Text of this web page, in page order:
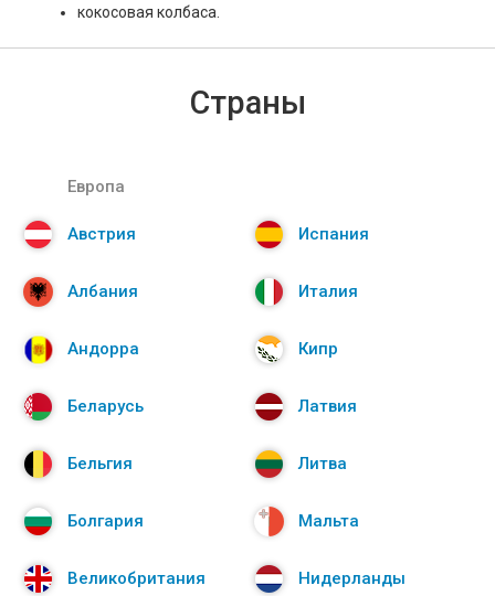
кокосовая колбаса.
Страны
Европа
Австрия
Албания
Андорра
Беларусь
Бельгия
Болгария
Великобритания
Испания
Италия
Кипр
Латвия
Литва
Мальта
Нидерланды